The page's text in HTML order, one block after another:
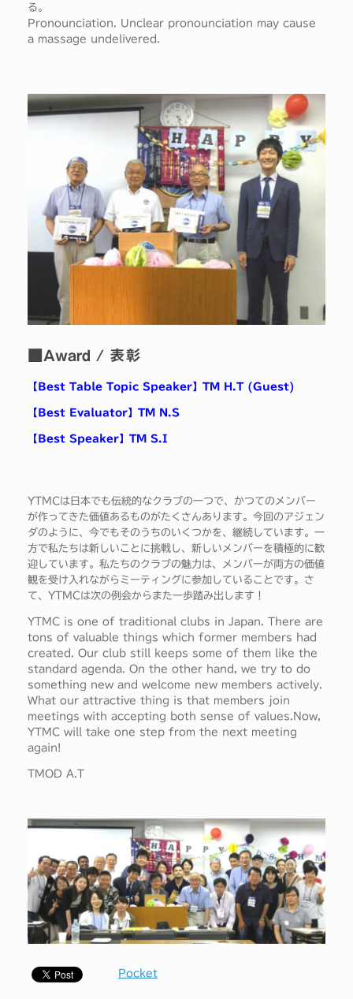
る。
Pronounciation. Unclear pronounciation may cause
a massage undelivered.
■Award / 表彰
【Best Table Topic Speaker】TM H.T (Guest)
【Best Evaluator】TM N.S
【Best Speaker】TM S.I
YTMCは日本でも伝統的なクラブの一つで、かつてのメンバー
が作ってきた価値あるものがたくさんあります。今回のアジェン
ダのように、今でもそのうちのいくつかを、継続しています。一
方で私たちは新しいことに挑戦し、新しいメンバーを積極的に歓
迎しています。私たちのクラブの魅力は、メンバーが両方の価値
観を受け入れながらミーティングに参加していることです。さ
て、YTMCは次の例会からまた一歩踏み出します！
YTMC is one of traditional clubs in Japan. There are
tons of valuable things which former members had
created. Our club still keeps some of them like the
standard agenda. On the other hand, we try to do
something new and welcome new members actively.
What our attractive thing is that members join
meetings with accepting both sense of values.Now,
YTMC will take one step from the next meeting
again!
TMOD A.T
Pocket